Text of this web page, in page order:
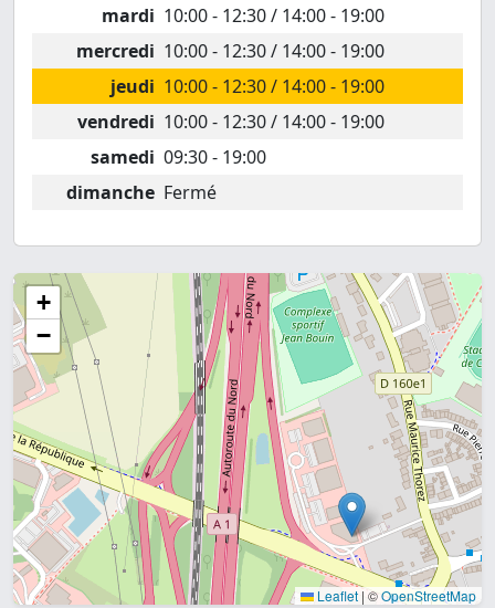
mardi 10:00 - 12:30 / 14:00 - 19:00
mercredi 10:00 - 12:30 / 14:00 - 19:00
jeudi 10:00 - 12:30 / 14:00 - 19:00
vendredi 10:00 - 12:30 / 14:00 - 19:00
samedi 09:30 - 19:00
dimanche Fermé
+
−
Leaflet | ©OpenStreetMap